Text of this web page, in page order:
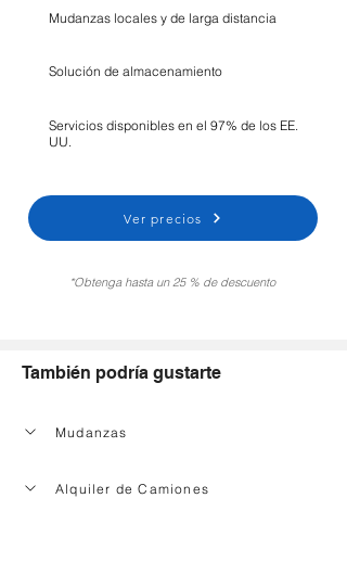
Mudanzas locales y de larga distancia
Solución de almacenamiento
Servicios disponibles en el 97% de los EE.
UU.
Ver precios
*Obtenga hasta un 25 % de descuento
También podría gustarte
Mudanzas
Alquiler de Camiones